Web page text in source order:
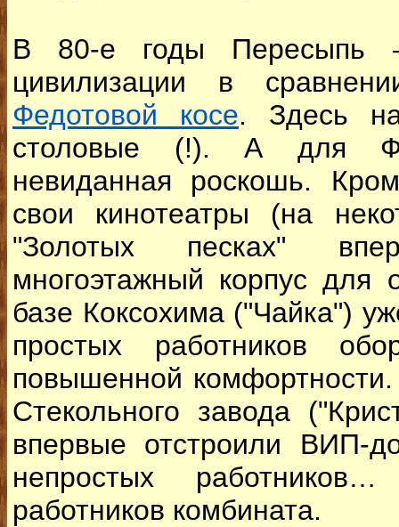
В 80-е годы Пересыпь
цивилизации в
Федотовой косе. Здесь
столовые (!). А для
невиданная роскошь.
свои кинотеатры (на
"Золотых песках"
многоэтажный корпус
базе Коксохима ("Чайка")
простых работников
повышенной
Стекольного завода
впервые отстроили ВИП-
непростых
работников комбината.